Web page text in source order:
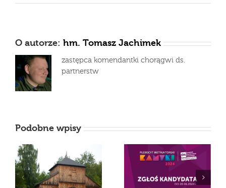
O autorze: hm. Tomasz Jachimek
zastępca komendantki chorągwi ds.
partnerstw
Podobne wpisy
Szukamy KAMYKÓW
Spotkanie